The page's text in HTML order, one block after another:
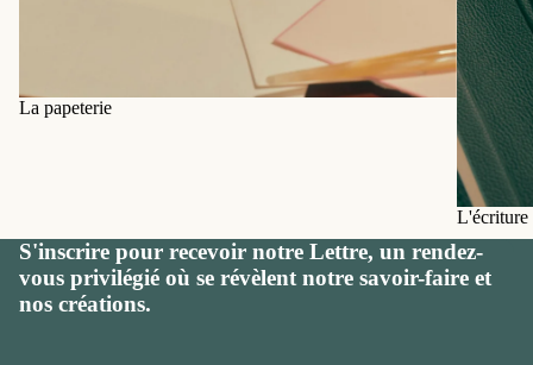
La papeterie
L'écriture
S'inscrire pour recevoir notre Lettre, un rendez-
vous privilégié où se révèlent notre savoir-faire et
nos créations.